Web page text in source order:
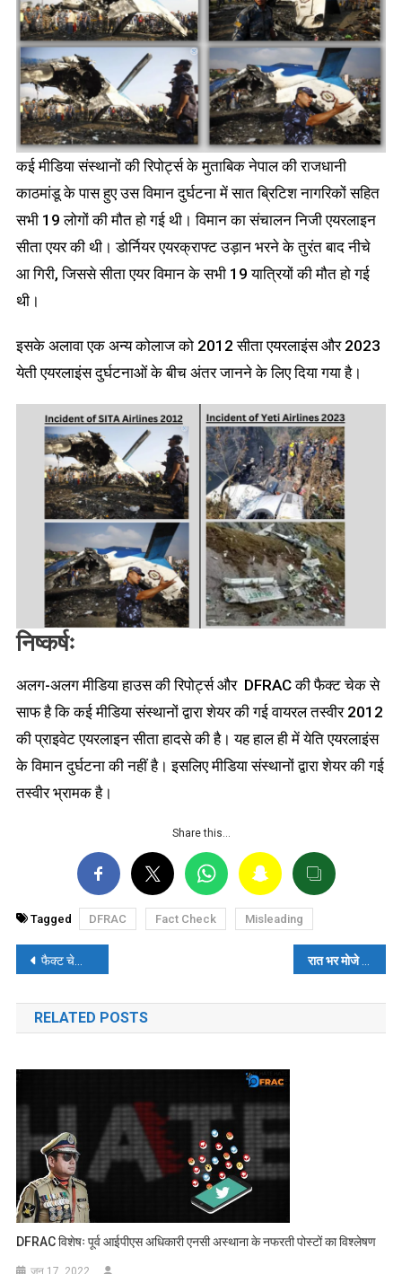
कई मीडिया संस्थानों की रिपोर्ट्स के मुताबिक नेपाल की राजधानी
काठमांडू के पास हुए उस विमान दुर्घटना में सात ब्रिटिश नागरिकों सहित
सभी 19 लोगों की मौत हो गई थी। विमान का संचालन निजी एयरलाइन
सीता एयर की थी। डोर्नियर एयरक्राफ्ट उड़ान भरने के तुरंत बाद नीचे
आ गिरी, जिससे सीता एयर विमान के सभी 19 यात्रियों की मौत हो गई
थी।
इसके अलावा एक अन्य कोलाज को 2012 सीता एयरलाइंस और 2023
येती एयरलाइंस दुर्घटनाओं के बीच अंतर जानने के लिए दिया गया है।
निष्कर्षः
अलग-अलग मीडिया हाउस की रिपोर्ट्स और DFRAC की फैक्ट चेक से
साफ है कि कई मीडिया संस्थानों द्वारा शेयर की गई वायरल तस्वीर 2012
की प्राइवेट एयरलाइन सीता हादसे की है। यह हाल ही में येति एयरलाइंस
के विमान दुर्घटना की नहीं है। इसलिए मीडिया संस्थानों द्वारा शेयर की गई
तस्वीर भ्रामक है।
Share this…
Tagged DFRAC Fact Check Misleading
पोस्ट
नेविगेशन
फैक्ट चेकः बिहार के छपरा में गंगा विलास क्रूज के फंसने का भ्रामक दावा वायरल
RELATED POSTS
DFRAC विशेषः पूर्व आईपीएस अधिकारी एनसी अस्थाना के नफरती पोस्टों का विश्लेषण
जून 17, 2022